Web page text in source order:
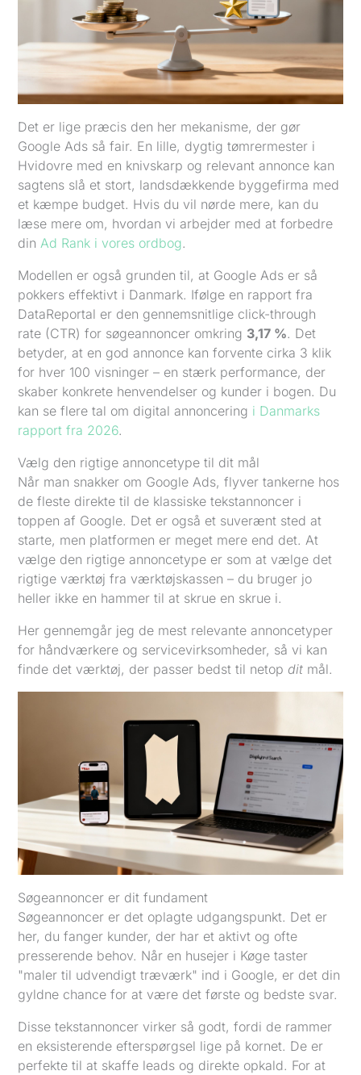
Det er lige præcis den her mekanisme, der gør
Google Ads så fair. En lille, dygtig tømrermester i
Hvidovre med en knivskarp og relevant annonce kan
sagtens slå et stort, landsdækkende byggefirma med
et kæmpe budget. Hvis du vil nørde mere, kan du
læse mere om, hvordan vi arbejder med at forbedre
dinAd Rank i vores ordbog.
Modellen er også grunden til, at Google Ads er så
pokkers effektivt i Danmark. Ifølge en rapport fra
DataReportal er den gennemsnitlige click-through
rate (CTR) for søgeannoncer omkring 3,17 %. Det
betyder, at en god annonce kan forvente cirka 3 klik
for hver 100 visninger – en stærk performance, der
skaber konkrete henvendelser og kunder i bogen. Du
kan se flere tal om digital annoncering i Danmarks
rapport fra 2026.
Vælg den rigtige annoncetype til dit mål
Når man snakker om Google Ads, flyver tankerne hos
de fleste direkte til de klassiske tekstannoncer i
toppen af Google. Det er også et suverænt sted at
starte, men platformen er meget mere end det. At
vælge den rigtige annoncetype er som at vælge det
rigtige værktøj fra værktøjskassen – du bruger jo
heller ikke en hammer til at skrue en skrue i.
Her gennemgår jeg de mest relevante annoncetyper
for håndværkere og servicevirksomheder, så vi kan
finde det værktøj, der passer bedst til netop dit mål.
Søgeannoncer er dit fundament
Søgeannoncer er det oplagte udgangspunkt. Det er
her, du fanger kunder, der har et aktivt og ofte
presserende behov. Når en husejer i Køge taster
"maler til udvendigt træværk" ind i Google, er det din
gyldne chance for at være det første og bedste svar.
Disse tekstannoncer virker så godt, fordi de rammer
en eksisterende efterspørgsel lige på kornet. De er
perfekte til at skaffe leads og direkte opkald. For at